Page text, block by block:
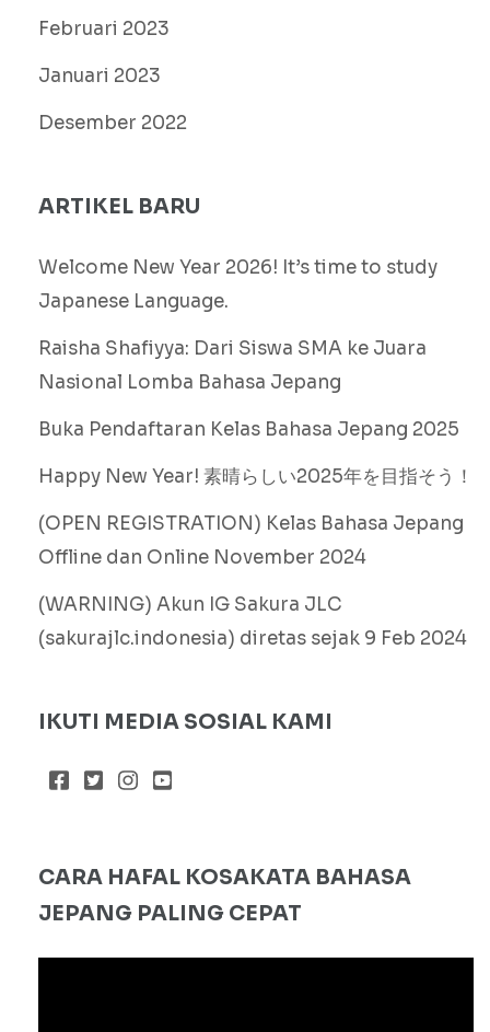
Februari 2023
Januari 2023
Desember 2022
ARTIKEL BARU
Welcome New Year 2026! It’s time to study
Japanese Language.
Raisha Shafiyya: Dari Siswa SMA ke Juara
Nasional Lomba Bahasa Jepang
Buka Pendaftaran Kelas Bahasa Jepang 2025
Happy New Year! 素晴らしい2025年を目指そう！
(OPEN REGISTRATION) Kelas Bahasa Jepang
Offline dan Online November 2024
(WARNING) Akun IG Sakura JLC
(sakurajlc.indonesia) diretas sejak 9 Feb 2024
IKUTI MEDIA SOSIAL KAMI
CARA HAFAL KOSAKATA BAHASA
JEPANG PALING CEPAT